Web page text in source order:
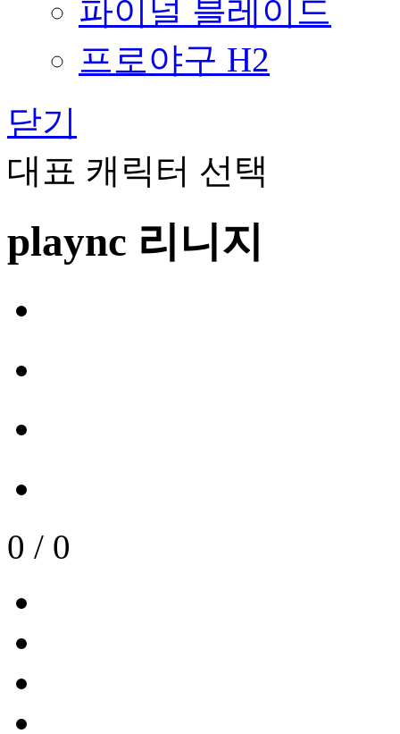
파이널 블레이드
프로야구 H2
닫기
대표 캐릭터 선택
plaync 리니지
0 / 0